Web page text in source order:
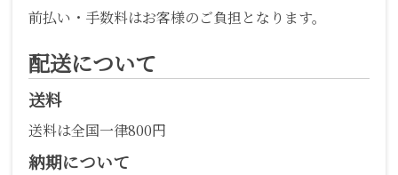
前払い・手数料はお客様のご負担となります。
配送について
送料
送料は全国一律800円
納期について